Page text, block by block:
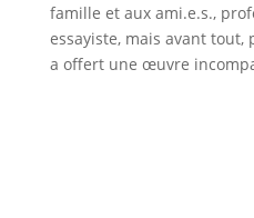
famille et aux ami.e.s.,
essayiste, mais avant tout,
a offert une œuvre